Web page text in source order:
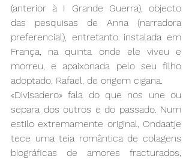
(anterior à I Grande Guerra), objecto
das pesquisas de Anna (narradora
preferencial), entretanto instalada em
França, na quinta onde ele viveu e
morreu, e apaixonada pelo seu filho
adoptado, Rafael, de origem cigana.
«Divisadero» fala do que nos une ou
separa dos outros e do passado. Num
estilo extremamente original, Ondaatje
tece uma teia romântica de colagens
biográficas de amores fracturados,